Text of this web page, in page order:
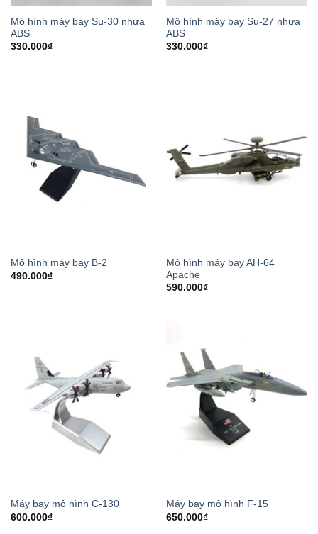
Mô hình máy bay Su-30 nhựa
ABS
330.000₫
Mô hình máy bay Su-27 nhựa
ABS
330.000₫
Mô hình máy bay B-2
490.000₫
Mô hình máy bay AH-64
Apache
590.000₫
Máy bay mô hình C-130
600.000₫
Máy bay mô hình F-15
650.000₫